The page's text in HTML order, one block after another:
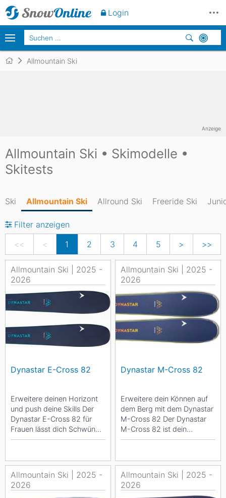
Allmountain Ski
Allmountain Ski • Skimodelle •
Skitests
Ski Allmountain Ski Allround Ski Freeride Ski
<< < 1 2 3 4 5 > >>
Filter anzeigen
Allmountain Ski | 2025 -
2026
Dynastar E-Cross 82
Erweitere deinen Horizont
und push deine Skills Der
Dynastar E-Cross 82 für
Frauen lässt dich Schwünge
genau dort setzen, wo du
Allmountain Ski | 2025 -
2026
Dynastar M-Cross 82
Erweitere dein Können auf
dem Berg mit dem Dynastar
M-Cross 82 Der Dynastar
M-Cross 82 ist dein
Allrounder für vielseitige
Allmountain Ski | 2025 -
2026
Allmountain Ski | 2025 -
2026
Anzeige
Login